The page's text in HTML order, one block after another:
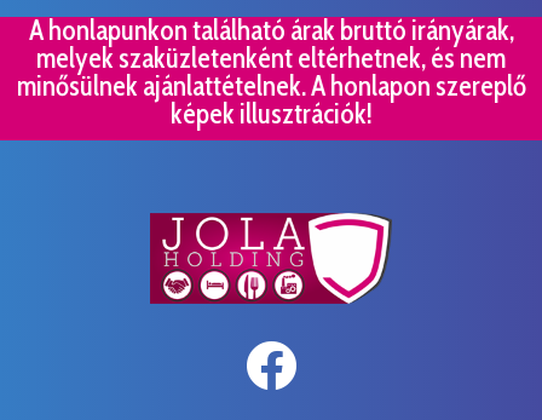
A honlapunkon található árak bruttó irányárak,
melyek szaküzletenként eltérhetnek, és nem
minősülnek ajánlattételnek. A honlapon szereplő
képek illusztrációk!
